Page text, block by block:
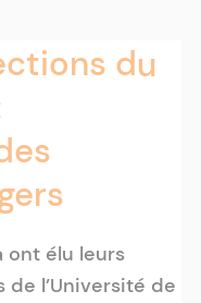
du
ont élu leurs
l’Université de